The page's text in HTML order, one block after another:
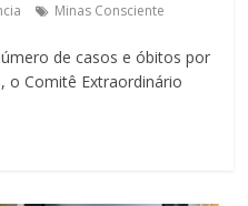
Minas Consciente
de casos e óbitos por
o Comitê Extraordinário